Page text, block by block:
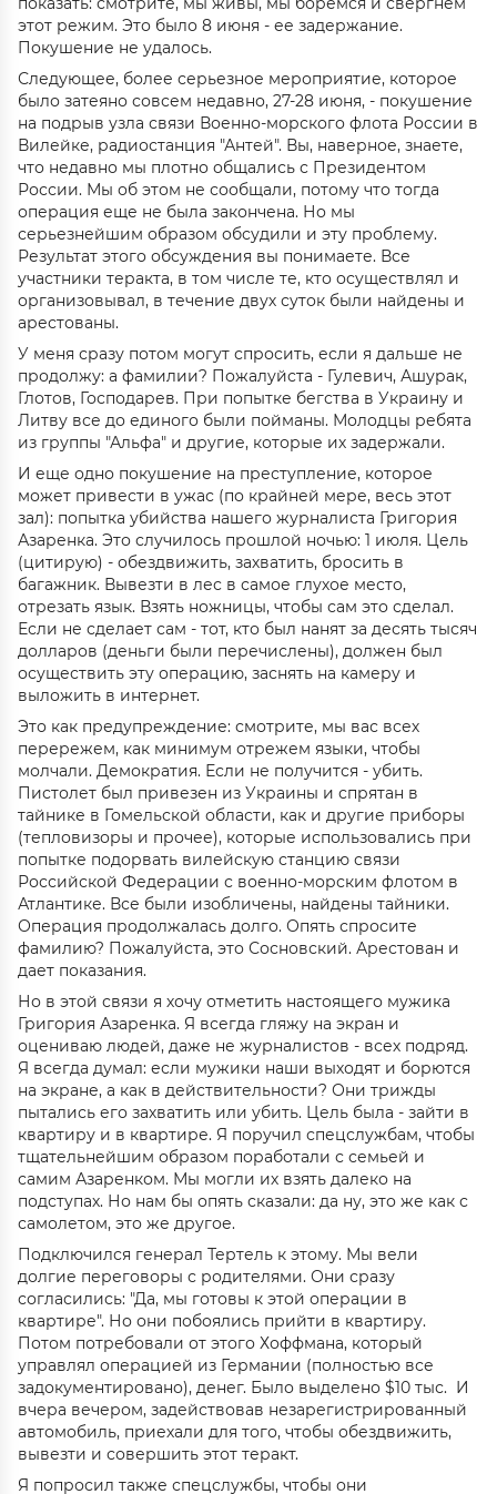
этот режим. Это было 8 июня - ее задержание.
Покушение не удалось.
Следующее, более серьезное мероприятие, которое
было затеяно совсем недавно, 27-28 июня, - покушение
на подрыв узла связи Военно-морского флота России в
Вилейке, радиостанция "Антей". Вы, наверное, знаете,
что недавно мы плотно общались с Президентом
России. Мы об этом не сообщали, потому что тогда
операция еще не была закончена. Но мы
серьезнейшим образом обсудили и эту проблему.
Результат этого обсуждения вы понимаете. Все
участники теракта, в том числе те, кто осуществлял и
организовывал, в течение двух суток были найдены и
арестованы.
У меня сразу потом могут спросить, если я дальше не
продолжу: а фамилии? Пожалуйста - Гулевич, Ашурак,
Глотов, Господарев. При попытке бегства в Украину и
Литву все до единого были пойманы. Молодцы ребята
из группы "Альфа" и другие, которые их задержали.
И еще одно покушение на преступление, которое
может привести в ужас (по крайней мере, весь этот
зал): попытка убийства нашего журналиста Григория
Азаренка. Это случилось прошлой ночью: 1 июля. Цель
(цитирую) - обездвижить, захватить, бросить в
багажник. Вывезти в лес в самое глухое место,
отрезать язык. Взять ножницы, чтобы сам это сделал.
Если не сделает сам - тот, кто был нанят за десять тысяч
долларов (деньги были перечислены), должен был
осуществить эту операцию, заснять на камеру и
выложить в интернет.
Это как предупреждение: смотрите, мы вас всех
перережем, как минимум отрежем языки, чтобы
молчали. Демократия. Если не получится - убить.
Пистолет был привезен из Украины и спрятан в
тайнике в Гомельской области, как и другие приборы
(тепловизоры и прочее), которые использовались при
попытке подорвать вилейскую станцию связи
Российской Федерации с военно-морским флотом в
Атлантике. Все были изобличены, найдены тайники.
Операция продолжалась долго. Опять спросите
фамилию? Пожалуйста, это Сосновский. Арестован и
дает показания.
Но в этой связи я хочу отметить настоящего мужика
Григория Азаренка. Я всегда гляжу на экран и
оцениваю людей, даже не журналистов - всех подряд.
Я всегда думал: если мужики наши выходят и борются
на экране, а как в действительности? Они трижды
пытались его захватить или убить. Цель была - зайти в
квартиру и в квартире. Я поручил спецслужбам, чтобы
тщательнейшим образом поработали с семьей и
самим Азаренком. Мы могли их взять далеко на
подступах. Но нам бы опять сказали: да ну, это же как с
самолетом, это же другое.
Подключился генерал Тертель к этому. Мы вели
долгие переговоры с родителями. Они сразу
согласились: "Да, мы готовы к этой операции в
квартире". Но они побоялись прийти в квартиру.
Потом потребовали от этого Хоффмана, который
управлял операцией из Германии (полностью все
задокументировано), денег. Было выделено $10 тыс. И
вчера вечером, задействовав незарегистрированный
автомобиль, приехали для того, чтобы обездвижить,
вывезти и совершить этот теракт.
Я попросил также спецслужбы, чтобы они